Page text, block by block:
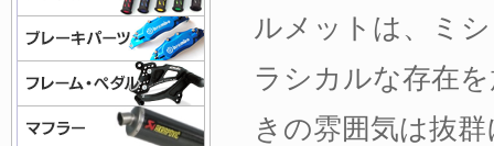
ルメットは、ミ
ラシカルな存在
きの雰囲気は抜